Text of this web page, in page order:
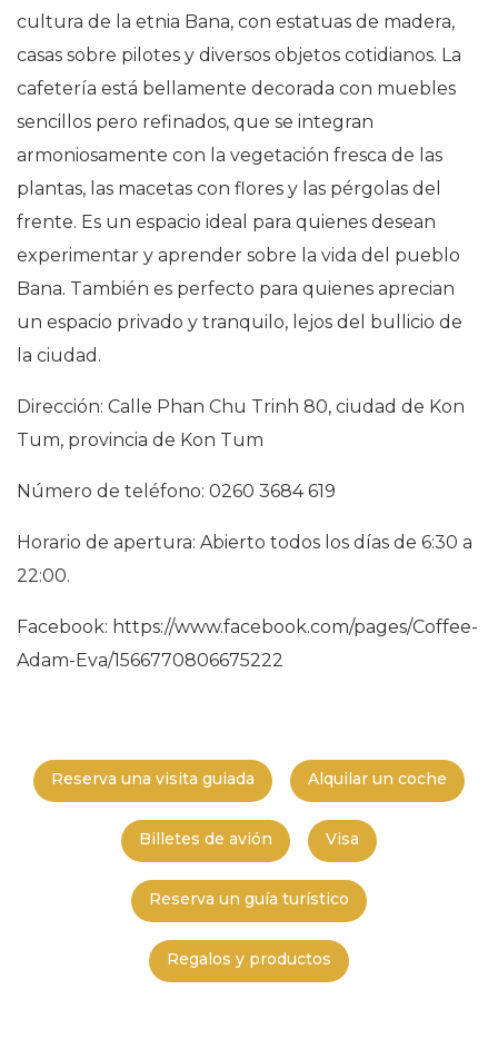
cultura de la etnia Bana, con estatuas de madera,
casas sobre pilotes y diversos objetos cotidianos. La
cafetería está bellamente decorada con muebles
sencillos pero refinados, que se integran
armoniosamente con la vegetación fresca de las
plantas, las macetas con flores y las pérgolas del
frente. Es un espacio ideal para quienes desean
experimentar y aprender sobre la vida del pueblo
Bana. También es perfecto para quienes aprecian
un espacio privado y tranquilo, lejos del bullicio de
la ciudad.
Dirección: Calle Phan Chu Trinh 80, ciudad de Kon
Tum, provincia de Kon Tum
Número de teléfono: 0260 3684 619
Horario de apertura: Abierto todos los días de 6:30 a
22:00.
Facebook: https://www.facebook.com/pages/Coffee-
Adam-Eva/1566770806675222
Reserva una visita guiada Alquilar un coche
Billetes de avión Visa
Reserva un guía turístico
Regalos y productos